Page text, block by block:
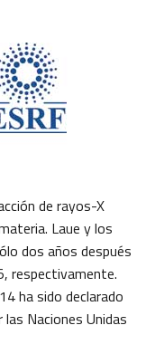
de rayos-X
Laue y los
dos años después
respectivamente.
ha sido declarado
Naciones Unidas